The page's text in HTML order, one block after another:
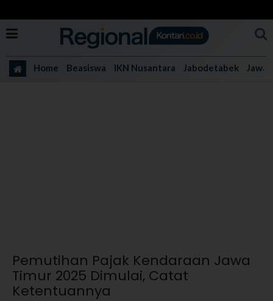
Home Beasiswa IKN Nusantara Jabodetabek Jawa
Pemutihan Pajak Kendaraan Jawa
Timur 2025 Dimulai, Catat
Ketentuannya